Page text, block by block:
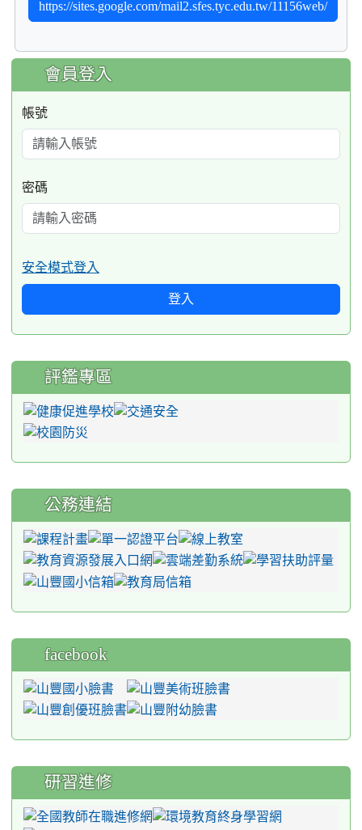
https://sites.google.com/mail2.sfes.tyc.edu.tw/11156web/
:::
會員登入
帳號
密碼
安全模式登入
登入
評鑑專區
公務連結
facebook
研習進修